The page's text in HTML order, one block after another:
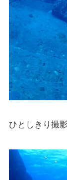
ひとしきり撮